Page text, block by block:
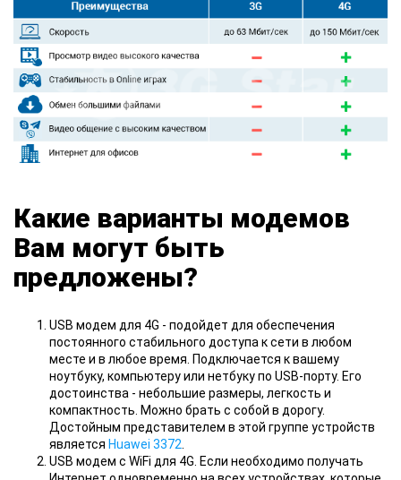
Какие варианты модемов
Вам могут быть
предложены?
USB модем для 4G - подойдет для обеспечения
постоянного стабильного доступа к сети в любом
месте и в любое время. Подключается к вашему
ноутбуку, компьютеру или нетбуку по USB-порту. Его
достоинства - небольшие размеры, легкость и
компактность. Можно брать с собой в дорогу.
Достойным представителем в этой группе устройств
является Huawei 3372.
USB модем c WiFi для 4G. Если необходимо получать